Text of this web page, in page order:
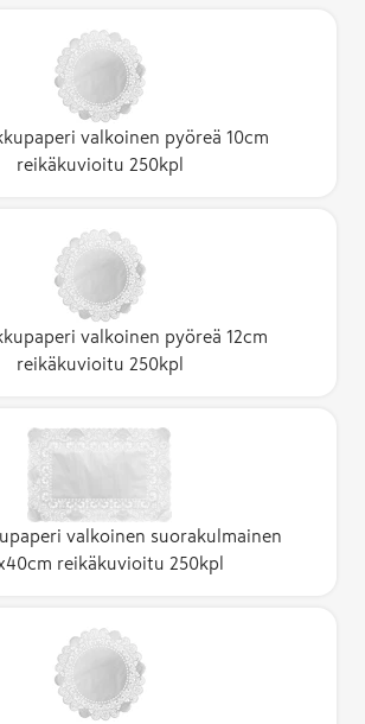
valkoinen pyöreä 10cm
reikäkuvioitu 250kpl
valkoinen pyöreä 12cm
reikäkuvioitu 250kpl
valkoinen suorakulmainen
reikäkuvioitu 250kpl